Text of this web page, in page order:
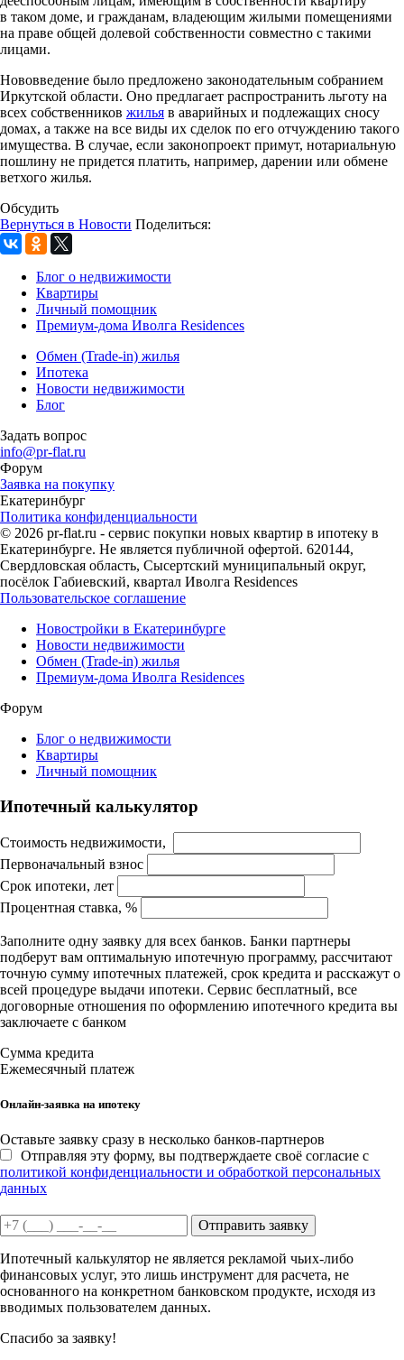
в таком доме, и гражданам, владеющим жилыми помещениями
на праве общей долевой собственности совместно с такими
лицами.
Нововведение было предложено законодательным собранием
Иркутской области. Оно предлагает распространить льготу на
всех собственников жилья в аварийных и подлежащих сносу
домах, а также на все виды их сделок по его отчуждению такого
имущества. В случае, если законопроект примут, нотариальную
пошлину не придется платить, например, дарении или обмене
ветхого жилья.
Обсудить
Вернуться в Новости Поделиться:
Блог о недвижимости
Квартиры
Личный помощник
Премиум-дома Иволга Residences
Обмен (Trade-in) жилья
Ипотека
Новости недвижимости
Блог
Задать вопрос
info@pr-flat.ru
Форум
Заявка на покупку
Екатеринбург
Политика конфиденциальности
© 2026 pr-flat.ru - сервис покупки новых квартир в ипотеку в
Екатеринбурге. Не является публичной офертой. 620144,
Свердловская область, Сысертский муниципальный округ,
посёлок Габиевский, квартал Иволга Residences
Пользовательское соглашение
Новостройки в Екатеринбурге
Новости недвижимости
Обмен (Trade-in) жилья
Премиум-дома Иволга Residences
Форум
Блог о недвижимости
Квартиры
Личный помощник
Ипотечный калькулятор
Стоимость недвижимости,
Первоначальный взнос
Срок ипотеки, лет
Процентная ставка, %
Заполните одну заявку для всех банков. Банки партнеры
подберут вам оптимальную ипотечную программу, рассчитают
точную сумму ипотечных платежей, срок кредита и расскажут о
всей процедуре выдачи ипотеки. Сервис бесплатный, все
договорные отношения по оформлению ипотечного кредита вы
заключаете с банком
Сумма кредита
Ежемесячный платеж
Онлайн-заявка на ипотеку
Оставьте заявку сразу в несколько банков-партнеров
Отправляя эту форму, вы подтверждаете своё согласие с
политикой конфиденциальности и обработкой персональных
данных
Отправить заявку
Ипотечный калькулятор не является рекламой чьих-либо
финансовых услуг, это лишь инструмент для расчета, не
основанного на конкретном банковском продукте, исходя из
вводимых пользователем данных.
Спасибо за заявку!